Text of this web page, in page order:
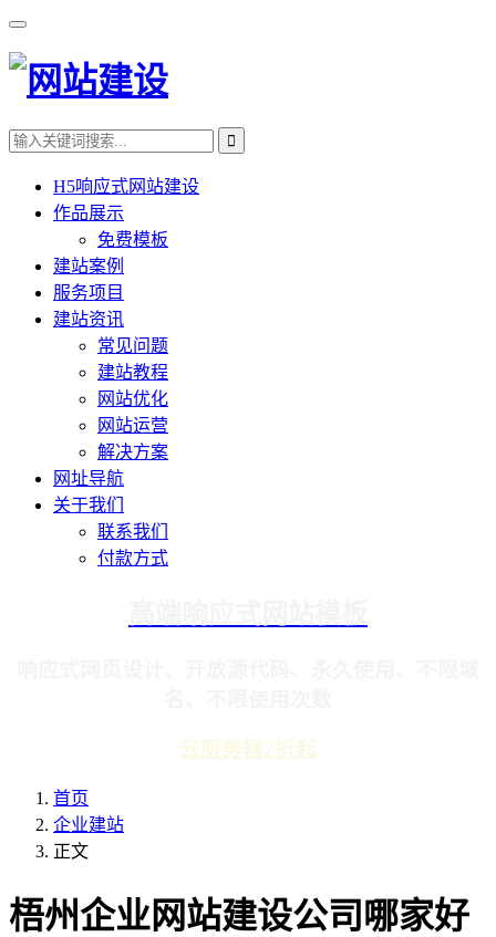
H5响应式网站建设
作品展示
免费模板
建站案例
服务项目
建站资讯
常见问题
建站教程
网站优化
网站运营
解决方案
网址导航
关于我们
联系我们
付款方式
云服务器2折起
首页
企业建站
正文
梧州企业网站建设公司哪家好